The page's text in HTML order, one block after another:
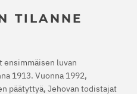
TILANNE
ensimmäisen luvan
1913. Vuonna 1992,
päätyttyä, Jehovan todistajat